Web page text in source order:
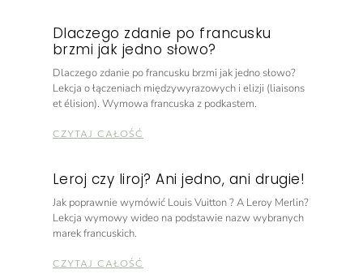
Dlaczego zdanie po francusku
brzmi jak jedno słowo?
Dlaczego zdanie po francusku brzmi jak jedno słowo?
Lekcja o łączeniach międzywyrazowych i elizji (liaisons
et élision). Wymowa francuska z podkastem.
CZYTAJ CAŁOŚĆ
Leroj czy liroj? Ani jedno, ani drugie!
Jak poprawnie wymówić Louis Vuitton ? A Leroy Merlin?
Lekcja wymowy wideo na podstawie nazw wybranych
marek francuskich.
CZYTAJ CAŁOŚĆ